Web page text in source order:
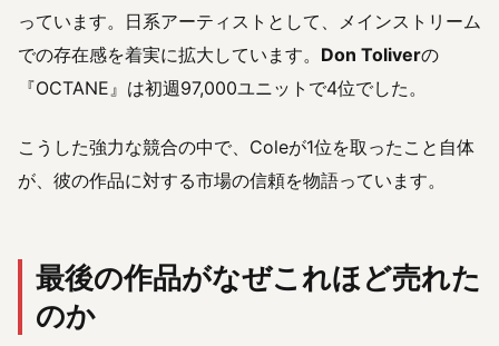
っています。日系アーティストとして、メインストリーム
での存在感を着実に拡大しています。 Don Toliverの
『OCTANE』は初週97,000ユニットで4位でした。
こうした強力な競合の中で、Coleが1位を取ったこと自体
が、彼の作品に対する市場の信頼を物語っています。
最後の作品がなぜこれほど売れた
のか